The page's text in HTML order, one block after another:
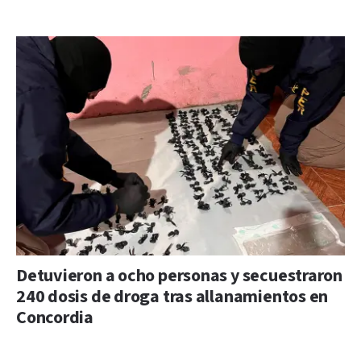
Detuvieron a ocho personas y secuestraron
240 dosis de droga tras allanamientos en
Concordia